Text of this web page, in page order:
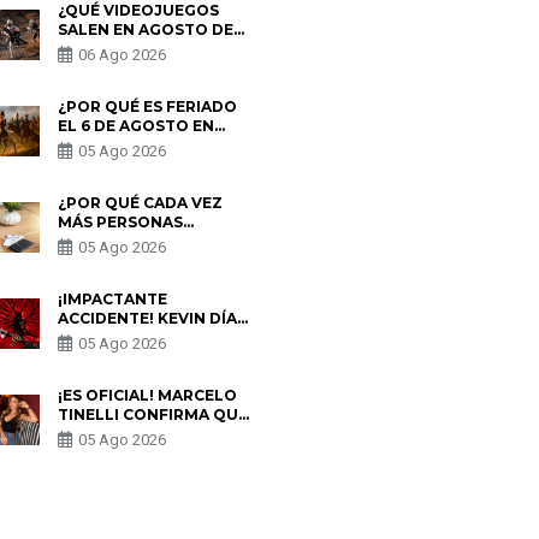
¿QUÉ VIDEOJUEGOS
SALEN EN AGOSTO DE
2026? ESTOS SON LOS
ESTRENOS MÁS
06 Ago 2026
¿POR QUÉ ES FERIADO
EL 6 DE AGOSTO EN
PERÚ? ESTA ES LA
HISTORIA
05 Ago 2026
¿POR QUÉ CADA VEZ
MÁS PERSONAS
UTILIZAN UNA VPN
PARA PROTEGER SU
05 Ago 2026
¡IMPACTANTE
ACCIDENTE! KEVIN DÍAZ
CAE DESDE OCHO
METROS EN “ESTO ES
PREOCUPACIÓN
05 Ago 2026
¡ES OFICIAL! MARCELO
TINELLI CONFIRMA QUE
REGRESÓ CON MILETT
FIGUEROA: “EL AMOR
05 Ago 2026